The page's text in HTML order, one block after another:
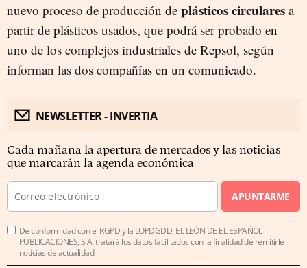
nuevo proceso de producción de plásticos circulares a
partir de plásticos usados, que podrá ser probado en
uno de los complejos industriales de Repsol, según
informan las dos compañías en un comunicado.
NEWSLETTER - INVERTIA
Cada mañana la apertura de mercados y las noticias
que marcarán la agenda económica
APUNTARME
De conformidad con el RGPD y la LOPDGDD, EL LEÓN DE EL ESPAÑOL
PUBLICACIONES, S.A. tratará los datos facilitados con la finalidad de remitirle
noticias de actualidad.